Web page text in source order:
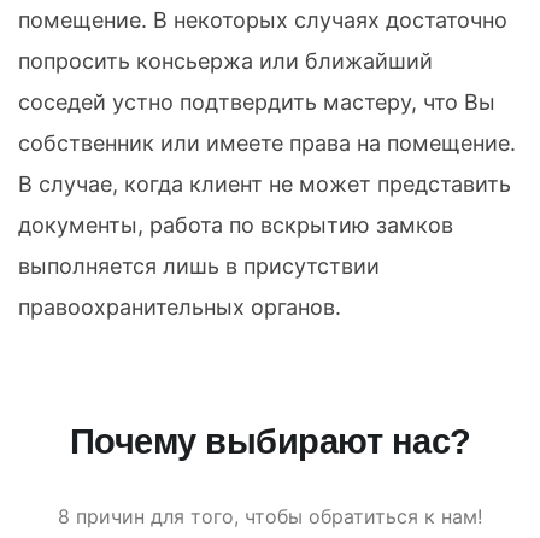
помещение. В некоторых случаях достаточно
попросить консьержа или ближайший
соседей устно подтвердить мастеру, что Вы
собственник или имеете права на помещение.
В случае, когда клиент не может представить
документы, работа по вскрытию замков
выполняется лишь в присутствии
правоохранительных органов.
Почему выбирают нас?
8 причин для того, чтобы обратиться к нам!